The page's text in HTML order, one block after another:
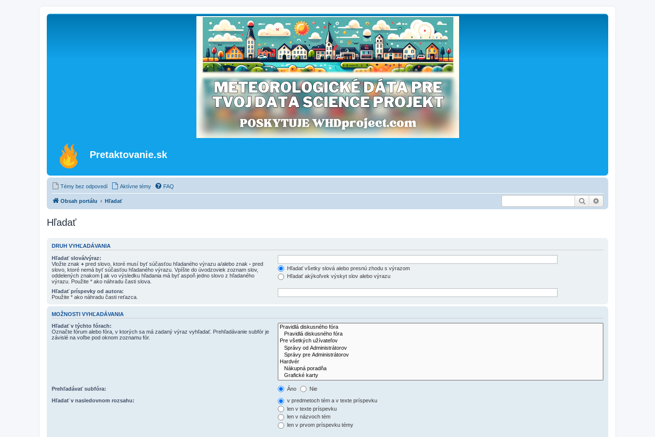
Pretaktovanie.sk
Témy bez odpovedí Aktívne témy FAQ
Obsah portálu Hľadať Hľadať
Hľadať
DRUH VYHĽADÁVANIA
Hľadať slová/výraz:
Vložte znak + pred slovo, ktoré musí byť súčasťou hľadaného výrazu a/alebo znak - pred
slovo, ktoré nemá byť súčasťou hľadaného výrazu. Vpíšte do úvodzoviek zoznam slov,
oddelených znakom | ak vo výsledku hľadania má byť aspoň jedno slovo z hľadaného
výrazu. Použite * ako náhradu časti slova.
Hľadať všetky slová alebo presnú zhodu s výrazom
Hľadať akýkoľvek výskyt slov alebo výrazu
Hľadať príspevky od autora:
Použite * ako náhradu časti reťazca.
MOŽNOSTI VYHĽADÁVANIA
Hľadať v týchto fórach:
Označte fórum alebo fóra, v ktorých sa má zadaný výraz vyhľadať. Prehľadávanie subfór je
závislé na voľbe pod oknom zoznamu fór.
Prehľadávať subfóra: Áno Nie
Hľadať v nasledovnom rozsahu:
v predmetoch tém a v texte príspevku
len v texte príspevku
len v názvoch tém
len v prvom príspevku témy